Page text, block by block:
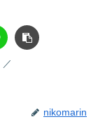
nikomarin